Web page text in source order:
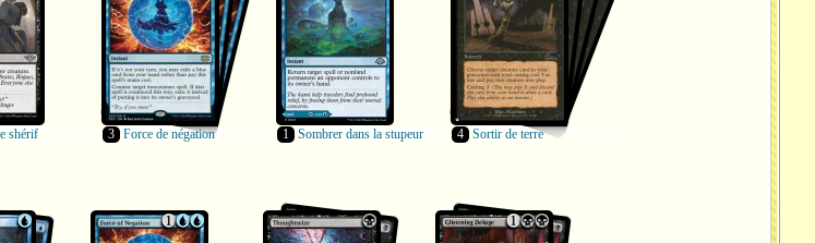
shérif 3 Force de négation 1 Sombrer dans la stupeur 4 Sortir de terre